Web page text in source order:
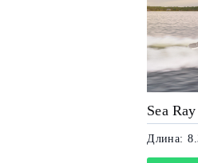
Sea
Длина: